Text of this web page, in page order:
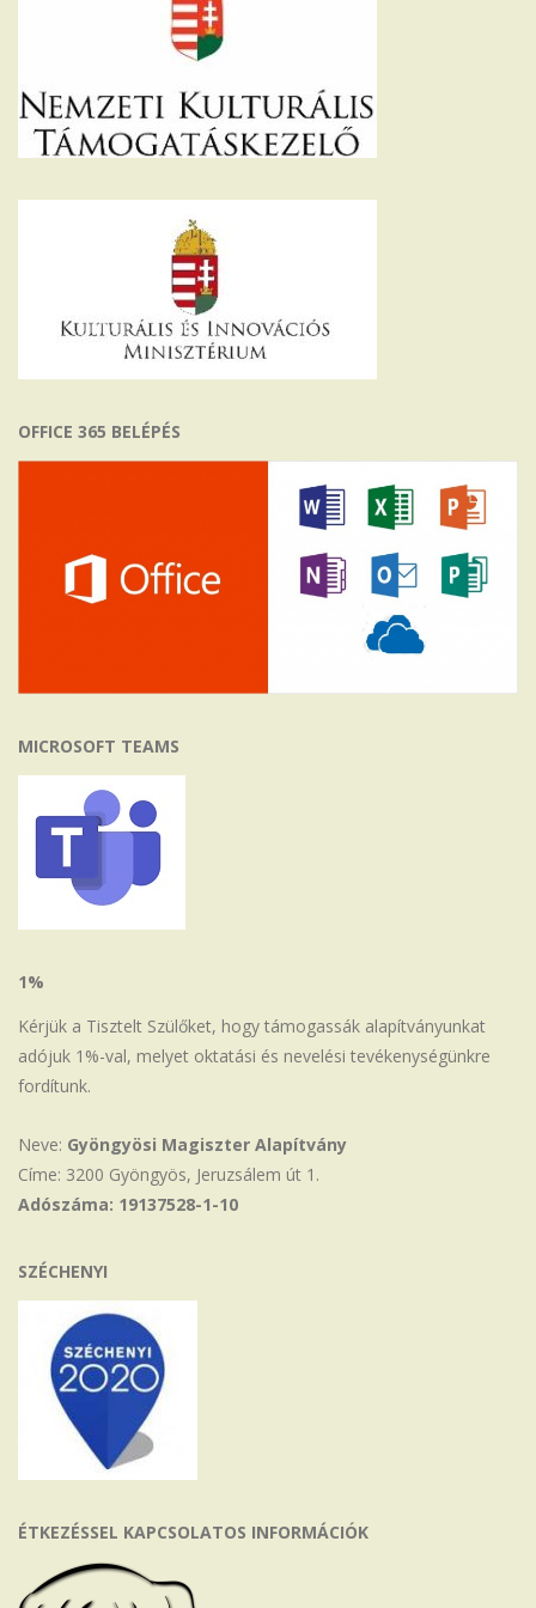
OFFICE 365 BELÉPÉS
MICROSOFT TEAMS
1%
Kérjük a Tisztelt Szülőket, hogy támogassák alapítványunkat
adójuk 1%-val, melyet oktatási és nevelési tevékenységünkre
fordítunk.
Neve: Gyöngyösi Magiszter Alapítvány
Címe: 3200 Gyöngyös, Jeruzsálem út 1.
Adószáma: 19137528-1-10
SZÉCHENYI
ÉTKEZÉSSEL KAPCSOLATOS INFORMÁCIÓK